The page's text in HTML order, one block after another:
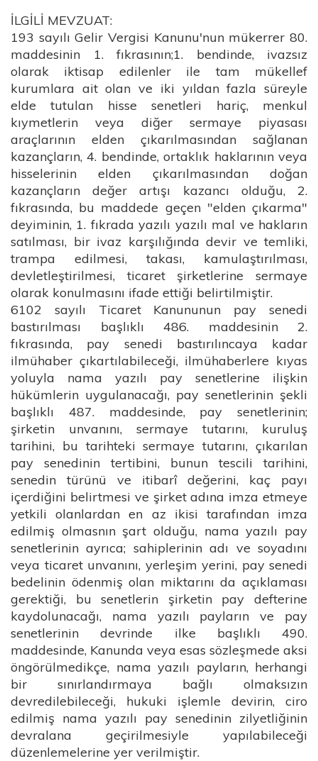
İLGİLİ MEVZUAT:
193 sayılı Gelir Vergisi Kanunu'nun mükerrer 80.
maddesinin 1. fıkrasının;1. bendinde, ivazsız
olarak iktisap edilenler ile tam mükellef
kurumlara ait olan ve iki yıldan fazla süreyle
elde tutulan hisse senetleri hariç, menkul
kıymetlerin veya diğer sermaye piyasası
araçlarının elden çıkarılmasından sağlanan
kazançların, 4. bendinde, ortaklık haklarının veya
hisselerinin elden çıkarılmasından doğan
kazançların değer artışı kazancı olduğu, 2.
fıkrasında, bu maddede geçen "elden çıkarma"
deyiminin, 1. fıkrada yazılı yazılı mal ve hakların
satılması, bir ivaz karşılığında devir ve temliki,
trampa edilmesi, takası, kamulaştırılması,
devletleştirilmesi, ticaret şirketlerine sermaye
olarak konulmasını ifade ettiği belirtilmiştir.
6102 sayılı Ticaret Kanununun pay senedi
bastırılması başlıklı 486. maddesinin 2.
fıkrasında, pay senedi bastırılıncaya kadar
ilmühaber çıkartılabileceği, ilmühaberlere kıyas
yoluyla nama yazılı pay senetlerine ilişkin
hükümlerin uygulanacağı, pay senetlerinin şekli
başlıklı 487. maddesinde, pay senetlerinin;
şirketin unvanını, sermaye tutarını, kuruluş
tarihini, bu tarihteki sermaye tutarını, çıkarılan
pay senedinin tertibini, bunun tescili tarihini,
senedin türünü ve itibarî değerini, kaç payı
içerdiğini belirtmesi ve şirket adına imza etmeye
yetkili olanlardan en az ikisi tarafından imza
edilmiş olmasnın şart olduğu, nama yazılı pay
senetlerinin ayrıca; sahiplerinin adı ve soyadını
veya ticaret unvanını, yerleşim yerini, pay senedi
bedelinin ödenmiş olan miktarını da açıklaması
gerektiği, bu senetlerin şirketin pay defterine
kaydolunacağı, nama yazılı payların ve pay
senetlerinin devrinde ilke başlıklı 490.
maddesinde, Kanunda veya esas sözleşmede aksi
öngörülmedikçe, nama yazılı payların, herhangi
bir sınırlandırmaya bağlı olmaksızın
devredilebileceği, hukuki işlemle devirin, ciro
edilmiş nama yazılı pay senedinin zilyetliğinin
devralana geçirilmesiyle yapılabileceği
düzenlemelerine yer verilmiştir.